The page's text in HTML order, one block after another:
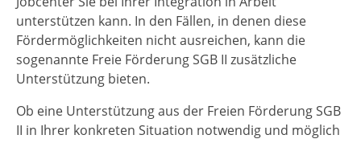
unterstützen kann. In den Fällen, in denen diese
Fördermöglichkeiten nicht ausreichen, kann die
sogenannte Freie Förderung SGB II zusätzliche
Unterstützung bieten.
Ob eine Unterstützung aus der Freien Förderung SGB
II in Ihrer konkreten Situation notwendig und möglich